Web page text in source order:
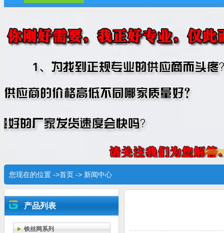
您现在的位置 ->首页 -> 新闻中心
产品列表
铁丝网系列